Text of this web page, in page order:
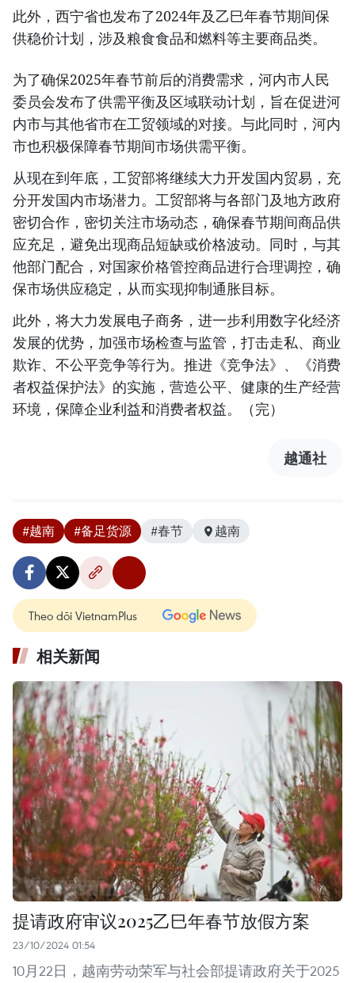
此外，西宁省也发布了2024年及乙巳年春节期间保
供稳价计划，涉及粮食食品和燃料等主要商品类。
为了确保2025年春节前后的消费需求，河内市人民
委员会发布了供需平衡及区域联动计划，旨在促进河
内市与其他省市在工贸领域的对接。与此同时，河内
市也积极保障春节期间市场供需平衡。
从现在到年底，工贸部将继续大力开发国内贸易，充
分开发国内市场潜力。工贸部将与各部门及地方政府
密切合作，密切关注市场动态，确保春节期间商品供
应充足，避免出现商品短缺或价格波动。同时，与其
他部门配合，对国家价格管控商品进行合理调控，确
保市场供应稳定，从而实现抑制通胀目标。
此外，将大力发展电子商务，进一步利用数字化经济
发展的优势，加强市场检查与监管，打击走私、商业
欺诈、不公平竞争等行为。推进《竞争法》、《消费
者权益保护法》的实施，营造公平、健康的生产经营
环境，保障企业利益和消费者权益。（完）
越通社
#越南 #备足货源 #春节 越南
Theo dõi VietnamPlus
相关新闻
提请政府审议2025乙巳年春节放假方案
23/10/2024 01:54
10月22日，越南劳动荣军与社会部提请政府关于2025